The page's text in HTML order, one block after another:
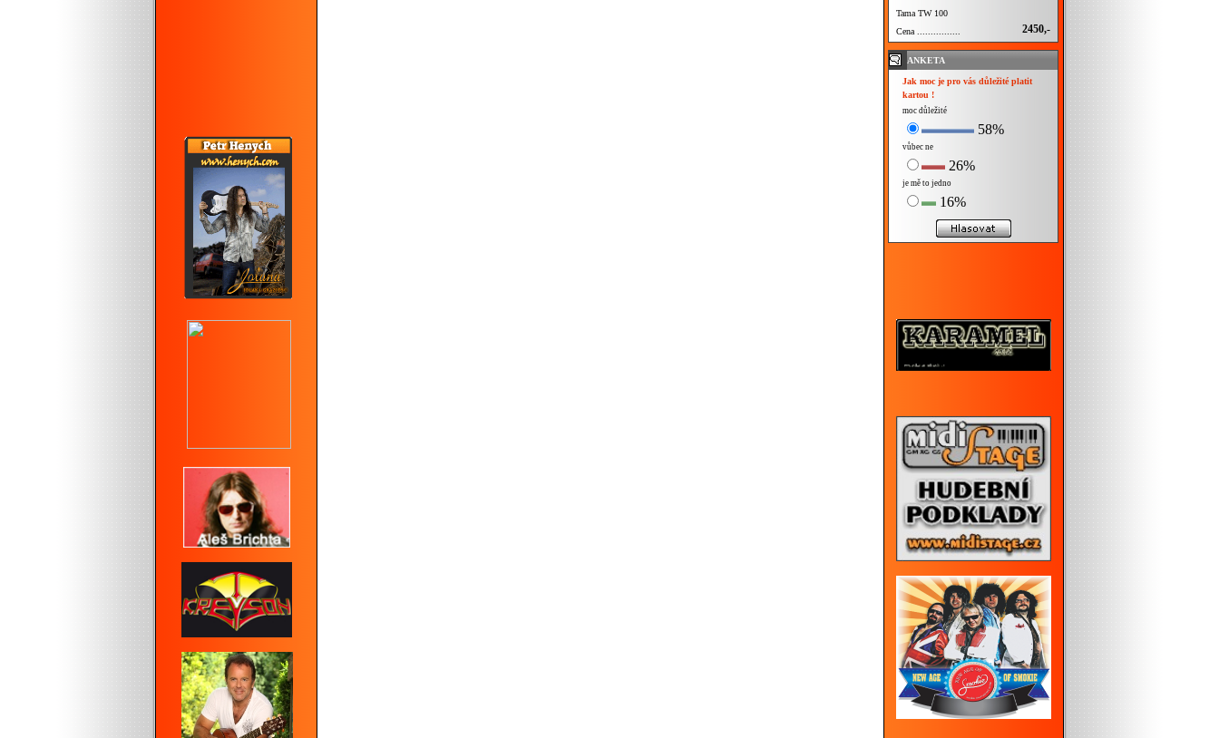
Tama TW 100
Cena ................
2450,-
ANKETA
Jak moc je pro vás důležité platit
kartou !
moc důležité
58%
vůbec ne
26%
je mě to jedno
16%